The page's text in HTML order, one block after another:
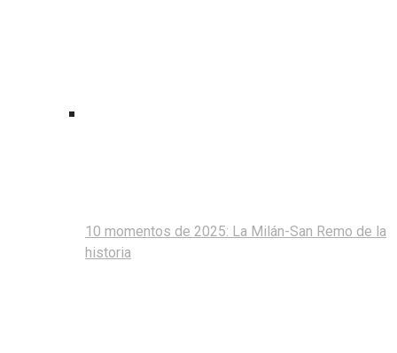
10 momentos de 2025: La Milán-San Remo de la
historia